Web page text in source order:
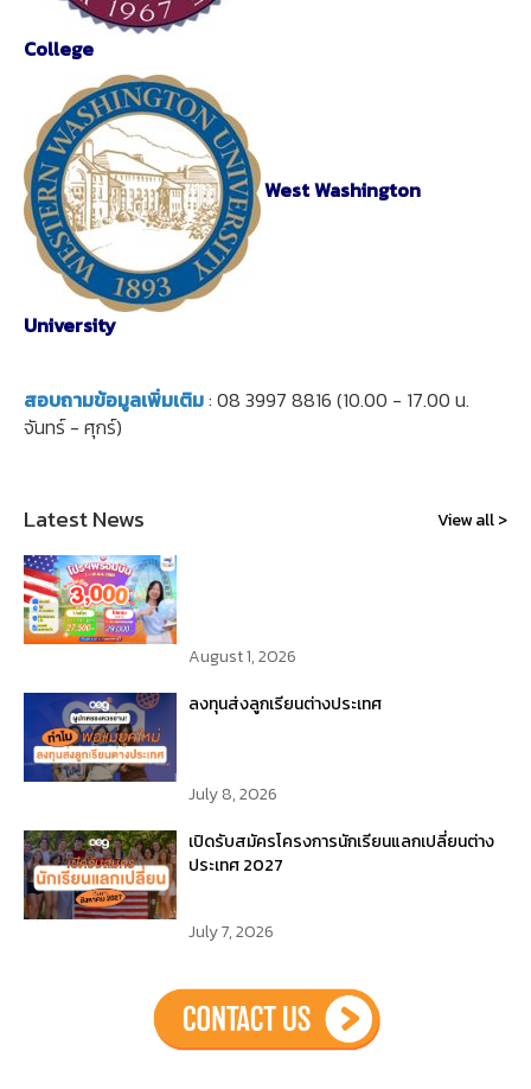
College
West Washington
University
สอบถามข้อมูลเพิ่มเติม: 08 3997 8816 (10.00 - 17.00 น.
จันทร์ - ศุกร์)
Latest News View all >
August 1, 2026
ลงทุนส่งลูกเรียนต่างประเทศ
July 8, 2026
เปิดรับสมัครโครงการนักเรียนแลกเปลี่ยนต่าง
ประเทศ 2027
July 7, 2026